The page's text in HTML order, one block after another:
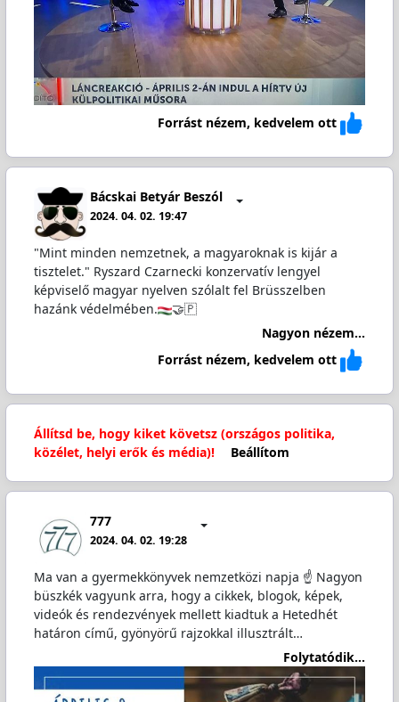
Forrást nézem, kedvelem ott
Bácskai Betyár Beszól
2024. 04. 02. 19:47
"Mint minden nemzetnek, a magyaroknak is kijár a
tisztelet." Ryszard Czarnecki konzervatív lengyel
képviselő magyar nyelven szólalt fel Brüsszelben
hazánk védelmében.
🤝🇵
Nagyon nézem...
Forrást nézem, kedvelem ott
Állítsd be, hogy kiket követsz (országos politika,
közélet, helyi erők és média)!
Beállítom
777
2024. 04. 02. 19:28
Ma van a gyermekkönyvek nemzetközi napja ☝️ Nagyon
büszkék vagyunk arra, hogy a cikkek, blogok, képek,
videók és rendezvények mellett kiadtuk a Hetedhét
határon című, gyönyörű rajzokkal illusztrált…
Folytatódik...